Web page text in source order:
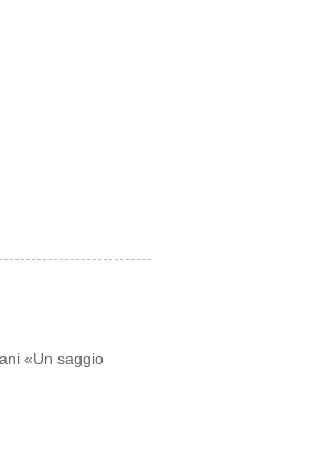
«Un saggio